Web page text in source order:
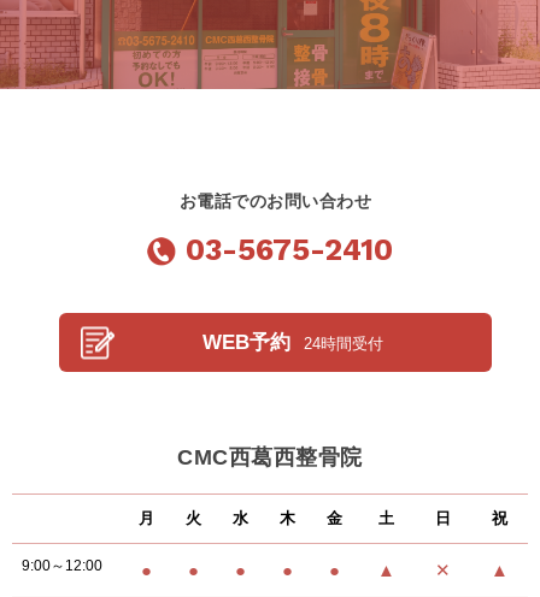
CMC西葛西整骨院
月 火 水 木 金 土 日 祝
9:00～12:00 ● ● ● ● ● ▲ ✕ ▲
お電話でのお問い合わせ
03-5675-2410
WEB予約 24時間受付